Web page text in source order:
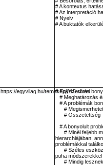
# A kontextus
# Az interpretáció
# Nyelv
# A buktatók
https://egyvilag.hu/temakep/015.shtml
# Egyszerű és
# Meghatározás
# A problémák
#
# Összetettség
# A bonyolult
# Minél feljebb
hierarchiájában,
problémákkal
# Széles
puha módszerekkel
# Mindig